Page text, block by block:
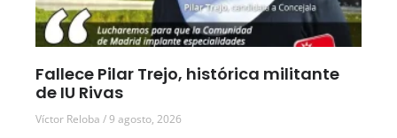
Fallece Pilar Trejo, histórica militante
de IU Rivas
Víctor Reloba 9 agosto, 2026